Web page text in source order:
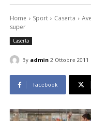
Home Sport Caserta
super
Caserta
By admin 2 Ottobre 2011
Facebook